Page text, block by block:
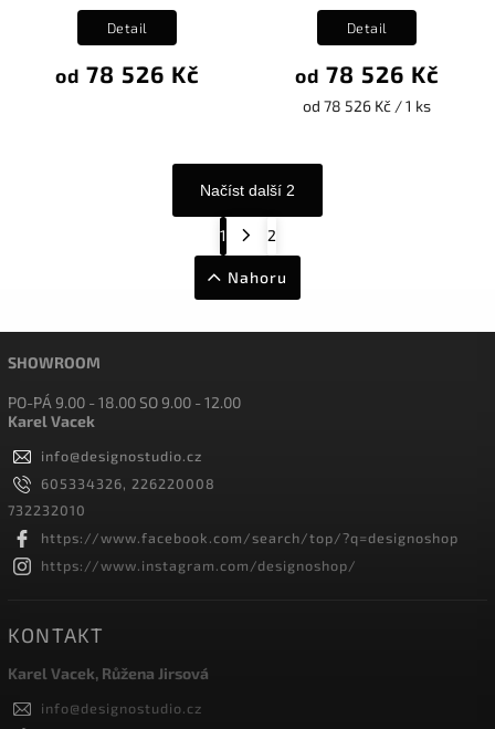
od 78 526 Kč
Detail
od 78 526 Kč
od 78 526 Kč / 1 ks
Detail
Načíst další 2
1 2
Nahoru
SHOWROOM
PO-PÁ 9.00 - 18.00 SO 9.00 - 12.00
Karel Vacek
info@designostudio.cz
605334326, 226220008
732232010
https://www.facebook.com/search/top/?q=designoshop
https://www.instagram.com/designoshop/
KONTAKT
Karel Vacek, Růžena Jirsová
info@designostudio.cz